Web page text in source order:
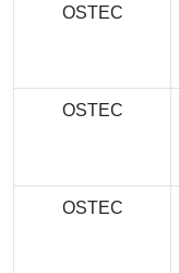
OSTEC
OSTEC
OSTEC